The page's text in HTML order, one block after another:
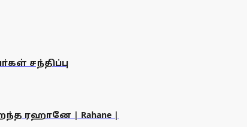
சந்திப்பு
ரஹானே | Rahane |